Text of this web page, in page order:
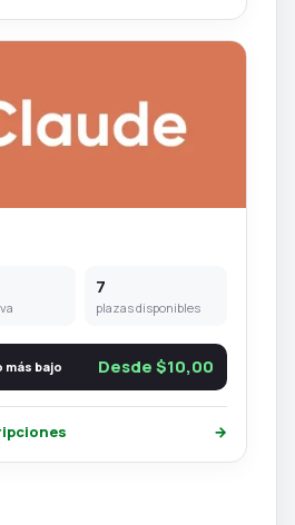
7
plazas disponibles
más bajo Desde $10,00
→